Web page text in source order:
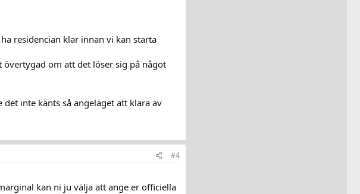
residencian klar innan vi kan starta
om att det löser sig på något
inte känts så angeläget att klara av
#4
kan ni ju välja att ange er officiella